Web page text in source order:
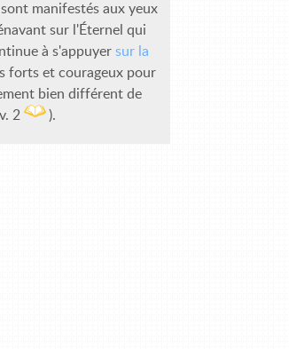
manifestés aux yeux
sur l'Éternel qui
à s'appuyer sur la
forts et courageux pour
bien différent de
2
).